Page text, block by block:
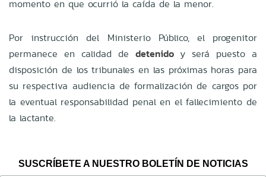
momento en que ocurrió la caída de la menor.
Por instrucción del Ministerio Público, el progenitor
permanece en calidad de detenidoy será puesto a
disposición de los tribunales en las próximas horas para
su respectiva audiencia de formalización de cargos por
la eventual responsabilidad penal en el fallecimiento de
la lactante.
SUSCRÍBETE A NUESTRO BOLETÍN DE NOTICIAS